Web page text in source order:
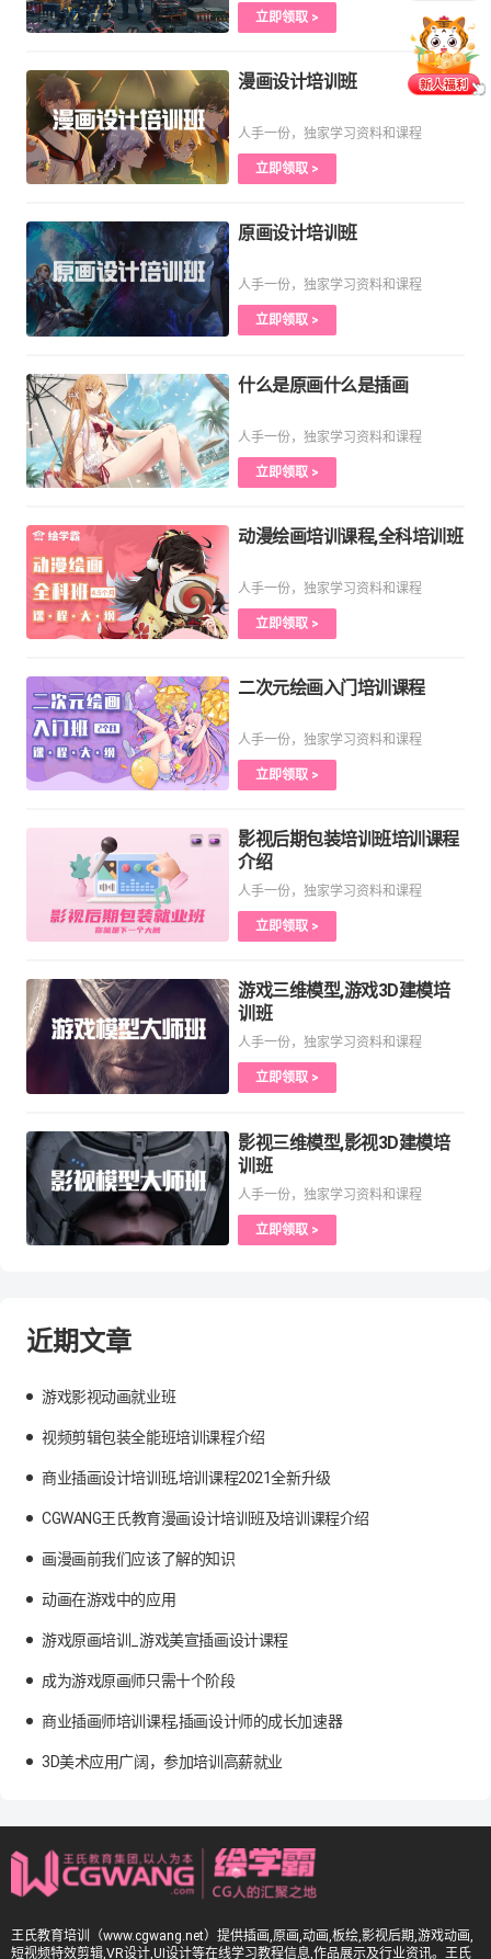
立即领取 >
漫画设计培训班
人手一份，独家学习资料和课程
立即领取 >
原画设计培训班
人手一份，独家学习资料和课程
立即领取 >
什么是原画什么是插画
人手一份，独家学习资料和课程
立即领取 >
动漫绘画培训课程,全科培训班
人手一份，独家学习资料和课程
立即领取 >
二次元绘画入门培训课程
人手一份，独家学习资料和课程
立即领取 >
影视后期包装培训班培训课程
介绍
人手一份，独家学习资料和课程
立即领取 >
游戏三维模型,游戏3D建模培
训班
人手一份，独家学习资料和课程
立即领取 >
影视三维模型,影视3D建模培
训班
人手一份，独家学习资料和课程
立即领取 >
近期文章
游戏影视动画就业班
视频剪辑包装全能班培训课程介绍
商业插画设计培训班,培训课程2021全新升级
CGWANG王氏教育漫画设计培训班及培训课程介绍
画漫画前我们应该了解的知识
动画在游戏中的应用
游戏原画培训_游戏美宣插画设计课程
成为游戏原画师只需十个阶段
商业插画师培训课程,插画设计师的成长加速器
3D美术应用广阔，参加培训高薪就业
王氏教育培训（www.cgwang.net）提供插画,原画,动画,板绘,影视后期,游戏动画,
短视频特效剪辑,VR设计,UI设计等在线学习教程信息,作品展示及行业资讯。王氏